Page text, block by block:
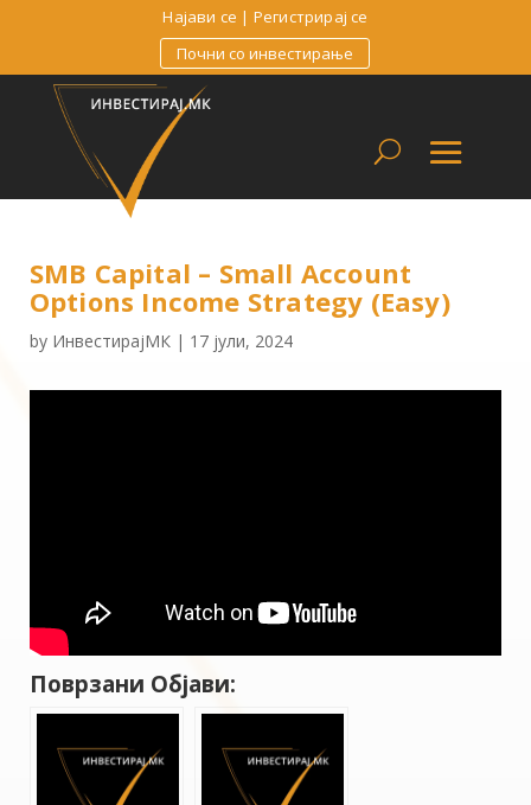
Најави се | Регистрирај се
Почни со инвестирање
SMB Capital – Small Account
Options Income Strategy (Easy)
by ИнвестирајМК| 17 јули, 2024
Поврзани Објави: